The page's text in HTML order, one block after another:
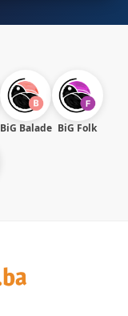
BiG Balade BiG Folk